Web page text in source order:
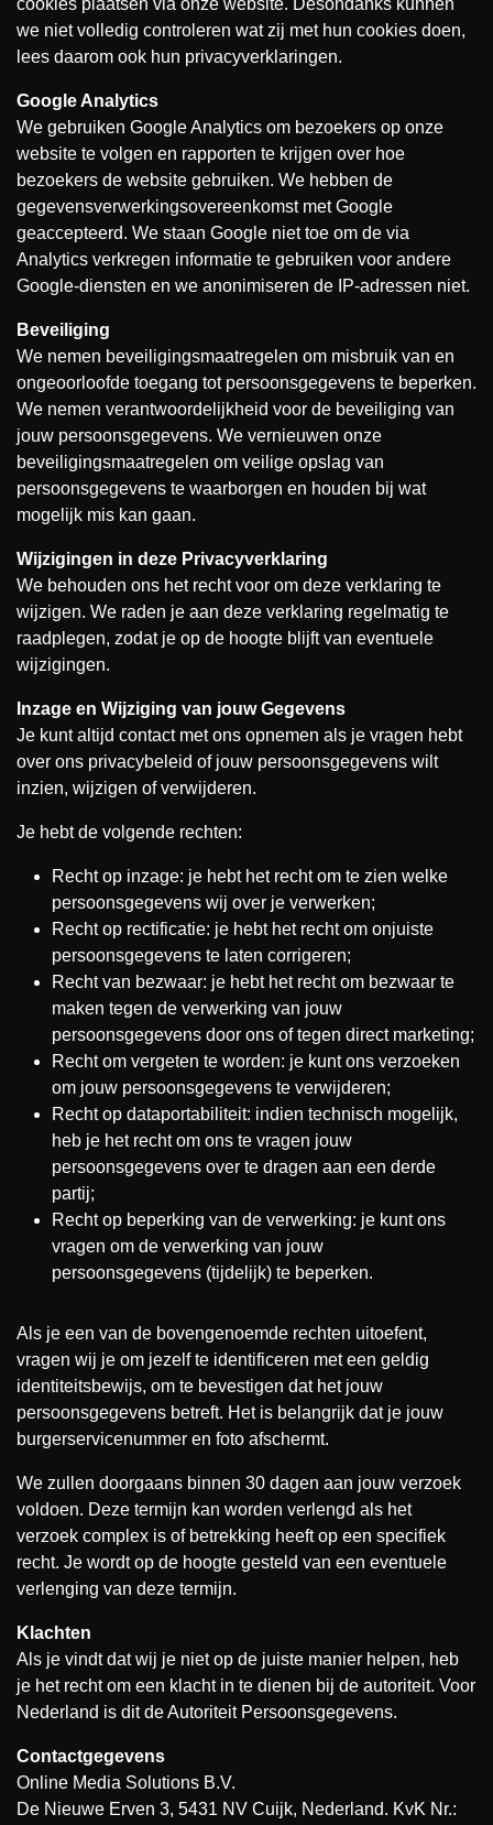
cookies plaatsen via onze website. Desondanks kunnen
we niet volledig controleren wat zij met hun cookies doen,
lees daarom ook hun privacyverklaringen.
Google Analytics
We gebruiken Google Analytics om bezoekers op onze
website te volgen en rapporten te krijgen over hoe
bezoekers de website gebruiken. We hebben de
gegevensverwerkingsovereenkomst met Google
geaccepteerd. We staan Google niet toe om de via
Analytics verkregen informatie te gebruiken voor andere
Google-diensten en we anonimiseren de IP-adressen niet.
Beveiliging
We nemen beveiligingsmaatregelen om misbruik van en
ongeoorloofde toegang tot persoonsgegevens te beperken.
We nemen verantwoordelijkheid voor de beveiliging van
jouw persoonsgegevens. We vernieuwen onze
beveiligingsmaatregelen om veilige opslag van
persoonsgegevens te waarborgen en houden bij wat
mogelijk mis kan gaan.
Wijzigingen in deze Privacyverklaring
We behouden ons het recht voor om deze verklaring te
wijzigen. We raden je aan deze verklaring regelmatig te
raadplegen, zodat je op de hoogte blijft van eventuele
wijzigingen.
Inzage en Wijziging van jouw Gegevens
Je kunt altijd contact met ons opnemen als je vragen hebt
over ons privacybeleid of jouw persoonsgegevens wilt
inzien, wijzigen of verwijderen.
Je hebt de volgende rechten:
Recht op inzage: je hebt het recht om te zien welke
persoonsgegevens wij over je verwerken;
Recht op rectificatie: je hebt het recht om onjuiste
persoonsgegevens te laten corrigeren;
Recht van bezwaar: je hebt het recht om bezwaar te
maken tegen de verwerking van jouw
persoonsgegevens door ons of tegen direct marketing;
Recht om vergeten te worden: je kunt ons verzoeken
om jouw persoonsgegevens te verwijderen;
Recht op dataportabiliteit: indien technisch mogelijk,
heb je het recht om ons te vragen jouw
persoonsgegevens over te dragen aan een derde
partij;
Recht op beperking van de verwerking: je kunt ons
vragen om de verwerking van jouw
persoonsgegevens (tijdelijk) te beperken.
Als je een van de bovengenoemde rechten uitoefent,
vragen wij je om jezelf te identificeren met een geldig
identiteitsbewijs, om te bevestigen dat het jouw
persoonsgegevens betreft. Het is belangrijk dat je jouw
burgerservicenummer en foto afschermt.
We zullen doorgaans binnen 30 dagen aan jouw verzoek
voldoen. Deze termijn kan worden verlengd als het
verzoek complex is of betrekking heeft op een specifiek
recht. Je wordt op de hoogte gesteld van een eventuele
verlenging van deze termijn.
Klachten
Als je vindt dat wij je niet op de juiste manier helpen, heb
je het recht om een klacht in te dienen bij de autoriteit. Voor
Nederland is dit de Autoriteit Persoonsgegevens.
Contactgegevens
Online Media Solutions B.V.
De Nieuwe Erven 3, 5431 NV Cuijk, Nederland. KvK Nr.: